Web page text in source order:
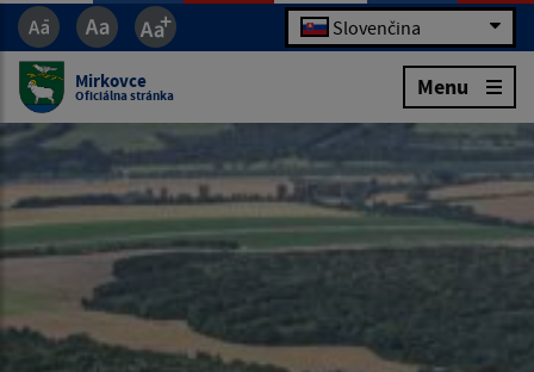
Slovenčina
Mirkovce
Oficiálna stránka Menu